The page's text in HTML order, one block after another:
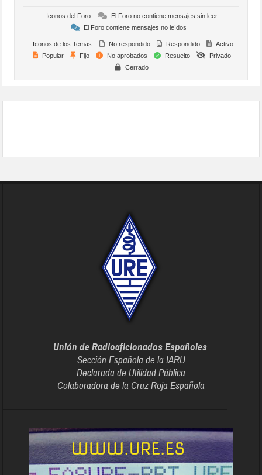
Iconos del Foro:
El Foro no contiene mensajes sin leer
El Foro contiene mensajes no leídos
Iconos de los Temas: No respondido Respondido
Activo
Popular
Fijo No aprobados Resuelto
Privado
Cerrado
Unión de Radioaficionados Españoles
Sección Española de la IARU
Declarada de Utilidad Pública
Colaboradora de la Cruz Roja Española